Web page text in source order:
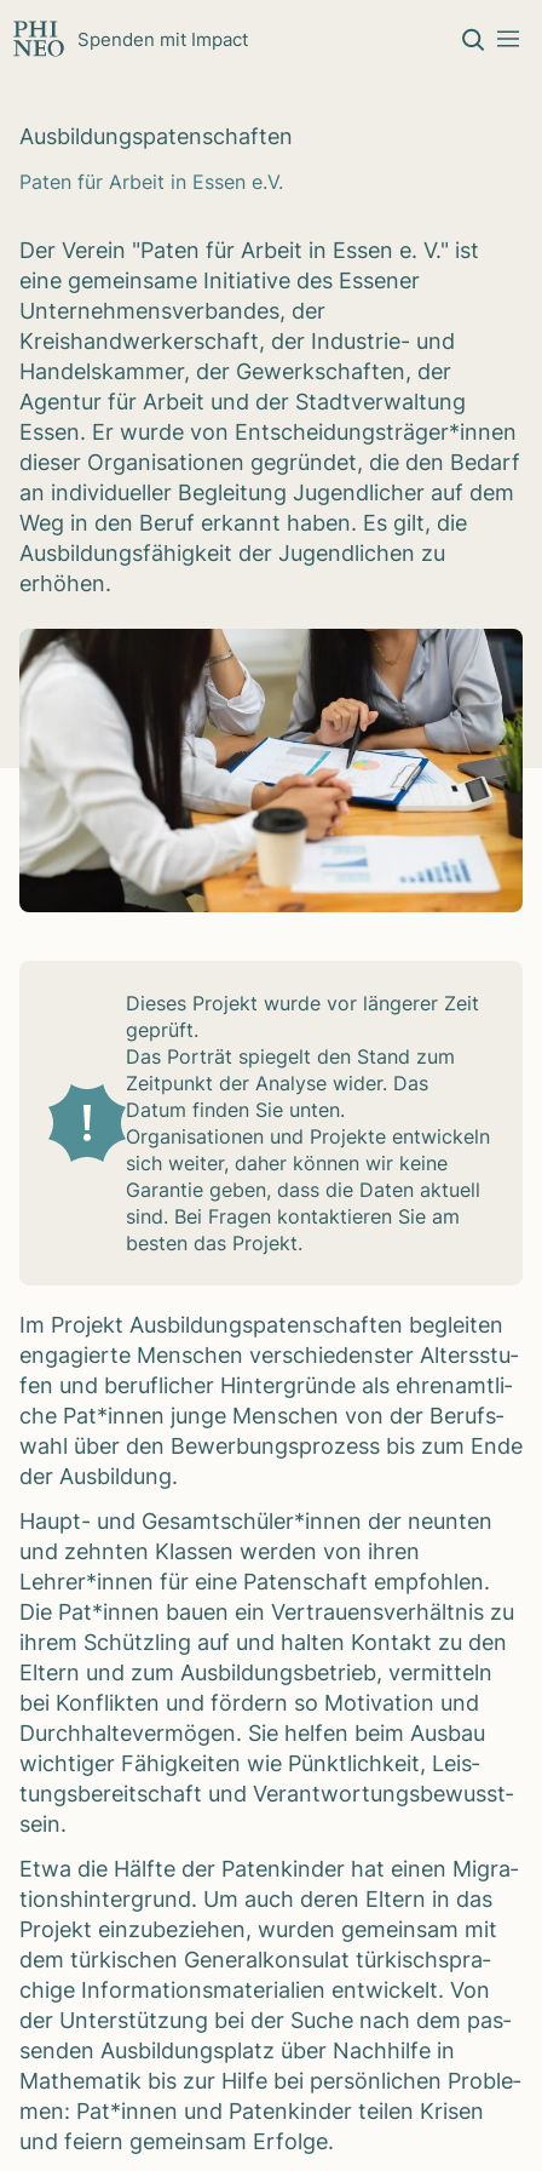
Spenden mit Impact
Aus­bil­dungs­pa­ten­schaf­ten
Paten für Arbeit in Essen e.V.
Der Verein "Paten für Arbeit in Essen e. V." ist
eine gemeinsame Initiative des Essener
Unternehmensverbandes, der
Kreishandwerkerschaft, der Industrie- und
Handelskammer, der Gewerkschaften, der
Agentur für Arbeit und der Stadtverwaltung
Essen. Er wurde von Entscheidungsträger*innen
dieser Organisationen gegründet, die den Bedarf
an individueller Begleitung Jugendlicher auf dem
Weg in den Beruf erkannt haben. Es gilt, die
Ausbildungsfähigkeit der Jugendlichen zu
erhöhen.
Die­ses Pro­jekt wurde vor län­ge­rer Zeit
geprüft.
Das Por­trät spie­gelt den Stand zum
Zeit­punkt der Ana­lyse wider. Das
Datum fin­den Sie unten.
Orga­ni­sa­tio­nen und Pro­jekte ent­wi­ckeln
sich wei­ter, daher kön­nen wir keine
Garan­tie geben, dass die Daten aktu­ell
sind. Bei Fra­gen kon­tak­tie­ren Sie am
bes­ten das Pro­jekt.
Im Pro­jekt Aus­bil­dungs­pa­ten­schaf­ten beglei­ten
enga­gierte Men­schen ver­schie­dens­ter Alters­stu­
fen und beruf­li­cher Hin­ter­gründe als ehren­amt­li­
che Pat*innen junge Men­schen von der Berufs­
wahl über den Bewer­bungs­pro­zess bis zum Ende
der Aus­bil­dung.
Haupt- und Gesamtschüler*innen der neun­ten
und zehn­ten Klas­sen wer­den von ihren
Lehrer*innen für eine Paten­schaft emp­foh­len.
Die Pat*innen bauen ein Ver­trau­ens­ver­hält­nis zu
ihrem Schütz­ling auf und hal­ten Kon­takt zu den
Eltern und zum Aus­bil­dungs­be­trieb, ver­mit­teln
bei Kon­flik­ten und för­dern so Moti­va­tion und
Durch­hal­te­ver­mö­gen. Sie hel­fen beim Aus­bau
wich­ti­ger Fähig­kei­ten wie Pünkt­lich­keit, Leis­
tungs­be­reit­schaft und Ver­ant­wor­tungs­be­wusst­
sein.
Etwa die Hälfte der Paten­kin­der hat einen Migra­
ti­ons­hin­ter­grund. Um auch deren Eltern in das
Pro­jekt ein­zu­be­zie­hen, wur­den gemein­sam mit
dem tür­ki­schen Gene­ral­kon­su­lat tür­kisch­spra­
chige Infor­ma­ti­ons­ma­te­ria­lien ent­wi­ckelt. Von
der Unter­stüt­zung bei der Suche nach dem pas­
sen­den Aus­bil­dungs­platz über Nach­hilfe in
Mathe­ma­tik bis zur Hilfe bei per­sön­li­chen Pro­ble­
men: Pat*innen und Paten­kin­der tei­len Kri­sen
und fei­ern gemein­sam Erfolge.